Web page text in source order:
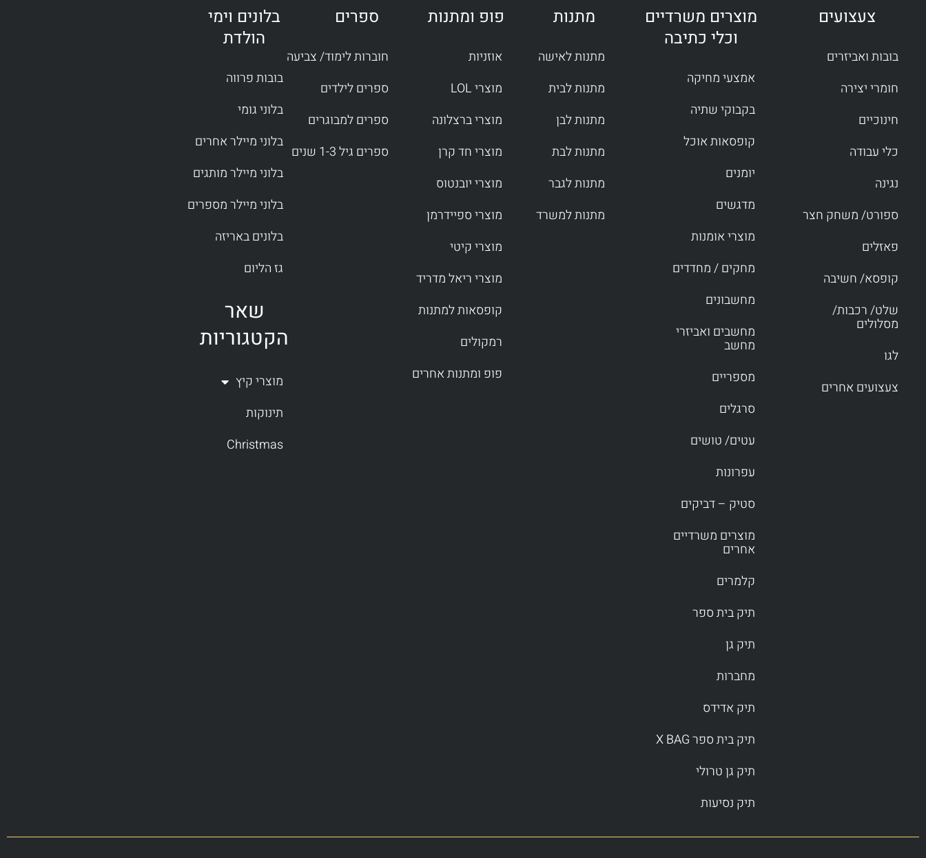
o
k
r
a
צעצועים
בובות ואביזרים
חומרי יצירה
חינוכיים
כלי עבודה
נגינה
ספורט/ משחק חצר
פאזלים
קופסא/ חשיבה
שלט/ רכבות/
מסלולים
לגו
צעצועים אחרים
מוצרים משרדיים
וכלי כתיבה
אמצעי מחיקה
בקבוקי שתיה
קופסאות אוכל
יומנים
מדגשים
מוצרי אומנות
מחקים / מחדדים
מחשבונים
מחשבים ואביזרי
מחשב
מספריים
סרגלים
עטים/ טושים
עפרונות
סטיק – דביקים
מוצרים משרדיים
אחרים
קלמרים
תיק בית ספר
תיק גן
מחברות
תיק אדידס
תיק בית ספר X BAG
תיק גן טרולי
תיק נסיעות
מתנות
מתנות לאישה
מתנות לבית
מתנות לבן
מתנות לבת
מתנות לגבר
מתנות למשרד
פופ ומתנות
אוזניות
מוצרי LOL
מוצרי ברצלונה
מוצרי חד קרן
מוצרי יובנטוס
מוצרי ספיידרמן
מוצרי קיטי
מוצרי ריאל מדריד
קופסאות למתנות
רמקולים
פופ ומתנות אחרים
ספרים
חוברות לימוד/ צביעה
ספרים לילדים
ספרים למבוגרים
ספרים גיל 1-3 שנים
בלונים וימי
הולדת
בובות פרווה
בלוני גומי
בלוני מיילר אחרים
בלוני מיילר מותגים
בלוני מיילר מספרים
בלונים באריזה
גז הליום
שאר
הקטגוריות
מוצרי קיץ
תינוקות
Christmas